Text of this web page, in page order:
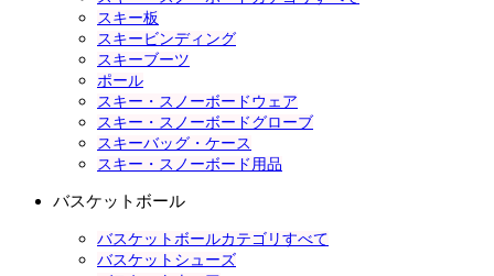
スキー板
スキービンディング
スキーブーツ
ポール
スキー・スノーボードウェア
スキー・スノーボードグローブ
スキーバッグ・ケース
スキー・スノーボード用品
バスケットボール
バスケットボールカテゴリすべて
バスケットシューズ